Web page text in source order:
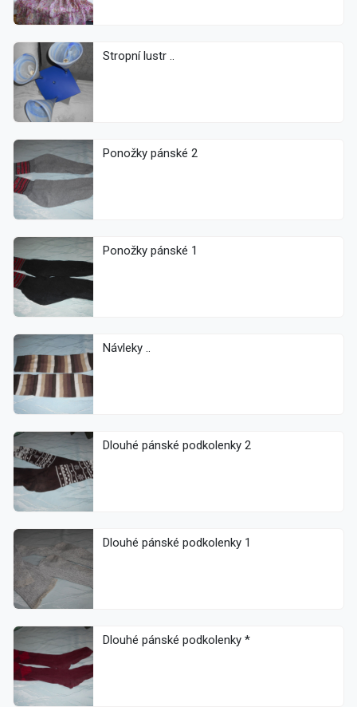
Stropní lustr ..
Ponožky pánské 2
Ponožky pánské 1
Návleky ..
Dlouhé pánské podkolenky 2
Dlouhé pánské podkolenky 1
Dlouhé pánské podkolenky *